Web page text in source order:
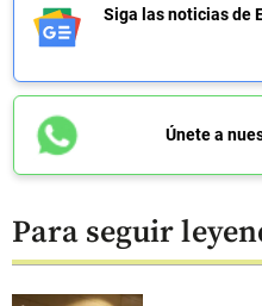
Siga las noticias de
Únete a
Para seguir